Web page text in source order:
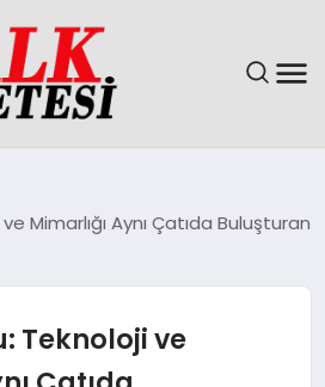
Mimarlığı Aynı Çatıda Buluşturan
Teknoloji ve